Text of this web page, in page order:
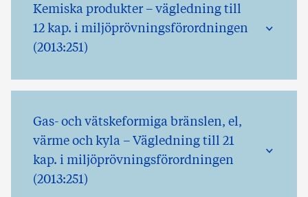
Kemiska produkter – vägledning till
12 kap. i miljöprövningsförordningen
(2013:251)
Gas- och vätskeformiga bränslen, el,
värme och kyla – Vägledning till 21
kap. i miljöprövningsförordningen
(2013:251)